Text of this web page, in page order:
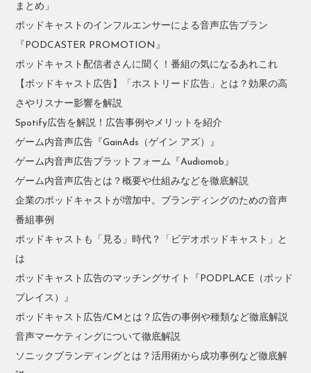
まとめ」
ポッドキャストのインフルエンサーによる音声広告プラン
『PODCASTER PROMOTION』
ポッドキャスト配信者さんに聞く！番組の気になるあれこれ
【ポッドキャスト広告】「ホストリード広告」とは？効果の高
さやリスナー影響を解説
Spotify広告を解説！広告事例やメリットを紹介
ゲーム内音声広告『GainAds（ゲイン アズ）』
ゲーム内音声広告プラットフォーム『Audiomob』
ゲーム内音声広告とは？概要や仕組みなどを徹底解説
企業のポッドキャストが増加中。ブランディングのための音声
番組事例
ポッドキャストも「見る」時代？「ビデオポッドキャスト」と
は
ポッドキャスト広告のマッチングサイト『PODPLACE（ポッド
プレイス）』
ポッドキャスト広告/CMとは？広告の事例や種類など徹底解説
音声マーケティングについて徹底解説
ソニックブランディングとは？活用術から成功事例など徹底解